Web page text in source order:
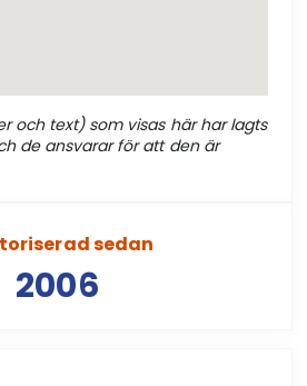
och text) som visas här har lagts
de ansvarar för att den är
sedan
2006